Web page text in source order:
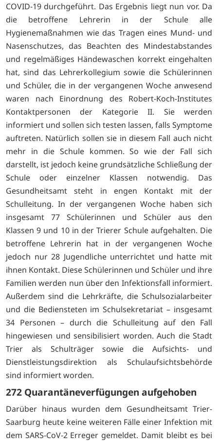
COVID-19 durchgeführt. Das Ergebnis liegt nun vor. Da
die betroffene Lehrerin in der Schule alle
Hygienemaßnahmen wie das Tragen eines Mund- und
Nasenschutzes, das Beachten des Mindestabstandes
und regelmäßiges Händewaschen korrekt eingehalten
hat, sind das Lehrerkollegium sowie die Schülerinnen
und Schüler, die in der vergangenen Woche anwesend
waren nach Einordnung des Robert-Koch-Institutes
Kontaktpersonen der Kategorie II. Sie werden
informiert und sollen sich testen lassen, falls Symptome
auftreten. Natürlich sollen sie in diesem Fall auch nicht
mehr in die Schule kommen. So wie der Fall sich
darstellt, ist jedoch keine grundsätzliche Schließung der
Schule oder einzelner Klassen notwendig. Das
Gesundheitsamt steht in engen Kontakt mit der
Schulleitung. In der vergangenen Woche haben sich
insgesamt 77 Schülerinnen und Schüler aus den
Klassen 9 und 10 in der Trierer Schule aufgehalten. Die
betroffene Lehrerin hat in der vergangenen Woche
jedoch nur 28 Jugendliche unterrichtet und hatte mit
ihnen Kontakt. Diese Schülerinnen und Schüler und ihre
Familien werden nun über den Infektionsfall informiert.
Außerdem sind die Lehrkräfte, die Schulsozialarbeiter
und die Bediensteten im Schulsekretariat – insgesamt
34 Personen – durch die Schulleitung auf den Fall
hingewiesen und sensibilisiert worden. Auch die Stadt
Trier als Schulträger sowie die Aufsichts- und
Dienstleistungsdirektion als Schulaufsichtsbehörde
sind informiert worden.
272 Quarantäneverfügungen aufgehoben
Darüber hinaus wurden dem Gesundheitsamt Trier-
Saarburg heute keine weiteren Fälle einer Infektion mit
dem SARS-CoV-2 Erreger gemeldet. Damit bleibt es bei